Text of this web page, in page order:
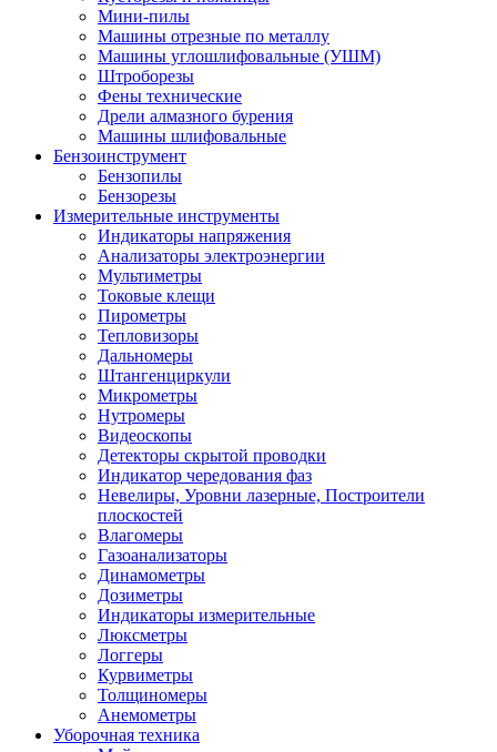
Мини-пилы
Машины отрезные по металлу
Машины углошлифовальные (УШМ)
Штроборезы
Фены технические
Дрели алмазного бурения
Машины шлифовальные
Бензоинструмент
Бензопилы
Бензорезы
Измерительные инструменты
Индикаторы напряжения
Анализаторы электроэнергии
Мультиметры
Токовые клещи
Пирометры
Тепловизоры
Дальномеры
Штангенциркули
Микрометры
Нутромеры
Видеоскопы
Детекторы скрытой проводки
Индикатор чередования фаз
Невелиры, Уровни лазерные, Построители
плоскостей
Влагомеры
Газоанализаторы
Динамометры
Дозиметры
Индикаторы измерительные
Люксметры
Логгеры
Курвиметры
Толщиномеры
Анемометры
Уборочная техника